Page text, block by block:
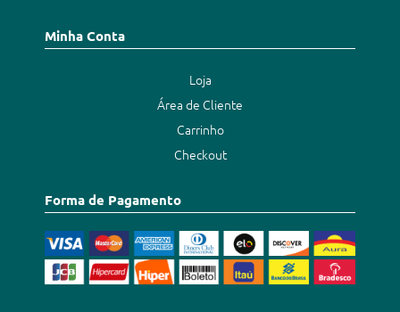
Minha Conta
Loja
Área de Cliente
Carrinho
Checkout
Forma de Pagamento